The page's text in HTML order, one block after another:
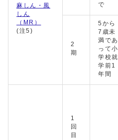
麻しん・風
しん
（MR）
(注5)
で
2
期
5から
7歳未
満であ
って小
学校就
学前1
年間
1
回
目